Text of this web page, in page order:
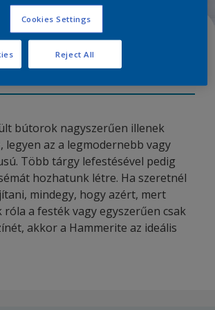
dekorálása
bútorok nagyszerűen illenek
az a legmodernebb vagy
Több tárgy lefestésével pedig
hozhatunk létre. Ha szeretnél
mindegy, hogy azért, mert
róla a festék vagy egyszerűen csak
akkor a Hammerite az ideális
Cookies Settings
Reject All